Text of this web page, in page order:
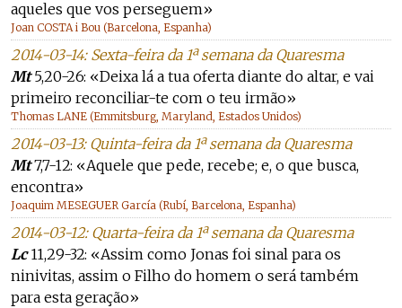
aqueles que vos perseguem»
Joan COSTA i Bou (Barcelona, Espanha)
2014-03-14: Sexta-feira da 1ª semana da Quaresma
Mt5,20-26: «Deixa lá a tua oferta diante do altar, e vai
primeiro reconciliar-te com o teu irmão»
Thomas LANE (Emmitsburg, Maryland, Estados Unidos)
2014-03-13: Quinta-feira da 1ª semana da Quaresma
Mt7,7-12: «Aquele que pede, recebe; e, o que busca,
encontra»
Joaquim MESEGUER García (Rubí, Barcelona, Espanha)
2014-03-12: Quarta-feira da 1ª semana da Quaresma
Lc11,29-32: «Assim como Jonas foi sinal para os
ninivitas, assim o Filho do homem o será também
para esta geração»